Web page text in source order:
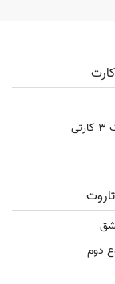
دوم